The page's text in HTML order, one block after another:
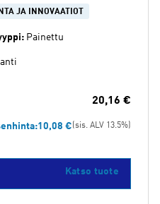
JA INNOVAATIOT
Painettu
20,16 €
10,08 € (sis. ALV 13.5%)
Katso tuote